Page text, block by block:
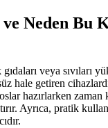
Neden Bu
veya sıvıları
hale getiren
hazırlarken zaman
Ayrıca, pratik